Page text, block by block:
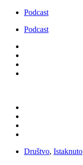
Podcast
Podcast
Društvo, Istaknuto